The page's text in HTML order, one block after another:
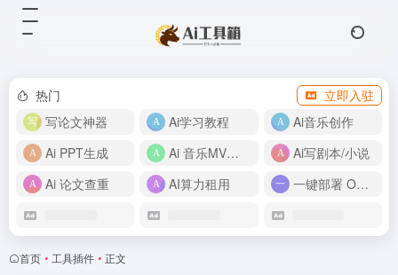
热门
立即入驻
写论文神器
Ai学习教程
Ai音乐创作
Ai PPT生成
Ai 音乐MV制作
Ai写剧本/小说
Ai 论文查重
AI算力租用 一键部署 OpenClaw
首页 • 工具插件 • 正文